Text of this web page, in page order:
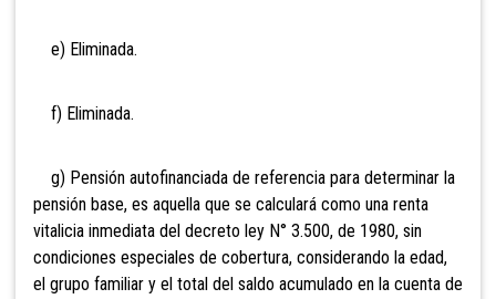
e) Eliminada.
f) Eliminada.
g) Pensión autofinanciada de referencia para determinar la
pensión base, es aquella que se calculará como una renta
vitalicia inmediata del decreto ley N° 3.500, de 1980, sin
condiciones especiales de cobertura, considerando la edad,
el grupo familiar y el total del saldo acumulado en la cuenta de